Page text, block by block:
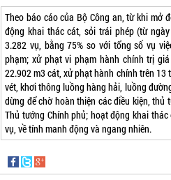
Theo báo cáo của Bộ Công an, từ khi mở
động khai thác cát, sỏi trái phép (từ
3.282 vụ, bằng 75% so với tổng số vụ
phạm; xử phạt vi phạm hành chính trị
22.902 m3 cát, xử phạt hành chính trên 13
vét, khơi thông luồng hàng hải, luồng
dừng để chờ hoàn thiện các điều kiện,
Thủ tướng Chính phủ; hoạt động khai
vụ, về tính manh động và ngang nhiên.